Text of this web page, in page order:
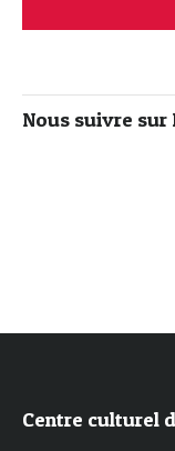
Nous suivre sur
Centre culturel